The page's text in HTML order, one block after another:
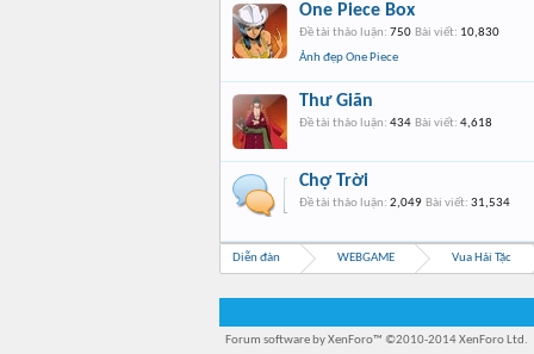
One Piece Box
Đề tài thảo luận: 750 Bài viết: 10,830
Ảnh đẹp One Piece
Thư Giãn
Đề tài thảo luận: 434 Bài viết: 4,618
Chợ Trời
Đề tài thảo luận: 2,049 Bài viết: 31,534
Diễn đàn WEBGAME Vua Hải Tặc
Forum software by XenForo™ ©2010-2014 XenForo Ltd.